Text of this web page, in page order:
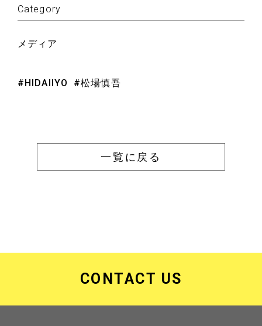
Category
メディア
#HIDAIIYO #松場慎吾
一覧に戻る
CONTACT US